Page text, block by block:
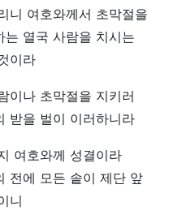
니 여호와께서 초막절을
는 열국 사람을 치시는
이라
이나 초막절을 지키러
받을 벌이 이러하니라
여호와께 성결이라
전에 모든 솥이 제단 앞
니